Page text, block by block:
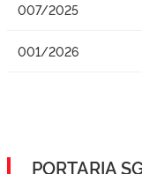
007/2025
001/2026
PORTARIA